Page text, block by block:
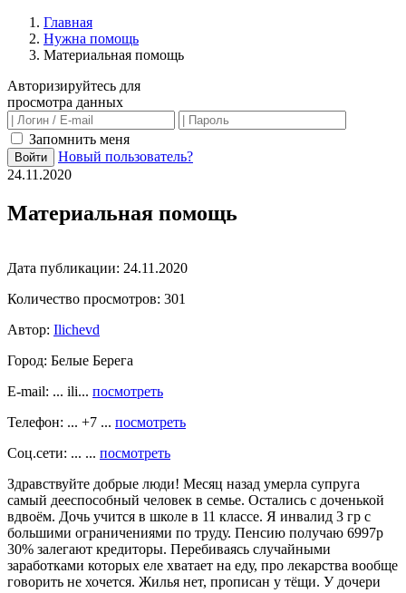
Главная
Нужна помощь
Материальная помощь
Авторизируйтесь для
просмотра данных
Запомнить меня
Войти
Новый пользователь?
24.11.2020
Материальная помощь
Дата публикации: 24.11.2020
Количество просмотров: 301
Автор: Ilichevd
Город: Белые Берега
E-mail: ... ili... посмотреть
Телефон: ... +7 ... посмотреть
Соц.сети: ... ... посмотреть
Здравствуйте добрые люди! Месяц назад умерла супруга
самый дееспособный человек в семье. Остались с доченькой
вдвоём. Дочь учится в школе в 11 классе. Я инвалид 3 гр с
большими ограничениями по труду. Пенсию получаю 6997р
30% залегают кредиторы. Перебиваясь случайными
заработками которых еле хватает на еду, про лекарства вообще
говорить не хочется. Жилья нет, прописан у тёщи. У дочери